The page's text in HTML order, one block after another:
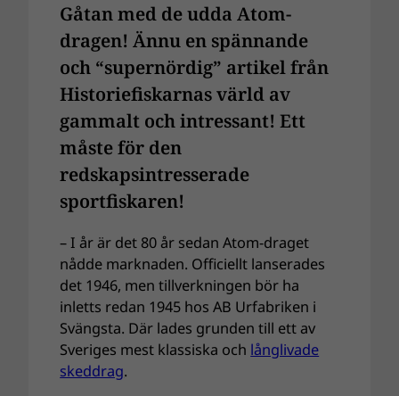
Gåtan med de udda Atom-
dragen! Ännu en spännande
och “supernördig” artikel från
Historiefiskarnas värld av
gammalt och intressant! Ett
måste för den
redskapsintresserade
sportfiskaren!
– I år är det 80 år sedan Atom-draget
nådde marknaden. Officiellt lanserades
det 1946, men tillverkningen bör ha
inletts redan 1945 hos AB Urfabriken i
Svängsta. Där lades grunden till ett av
Sveriges mest klassiska och långlivade
skeddrag.